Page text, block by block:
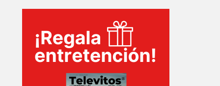
EVENTOS